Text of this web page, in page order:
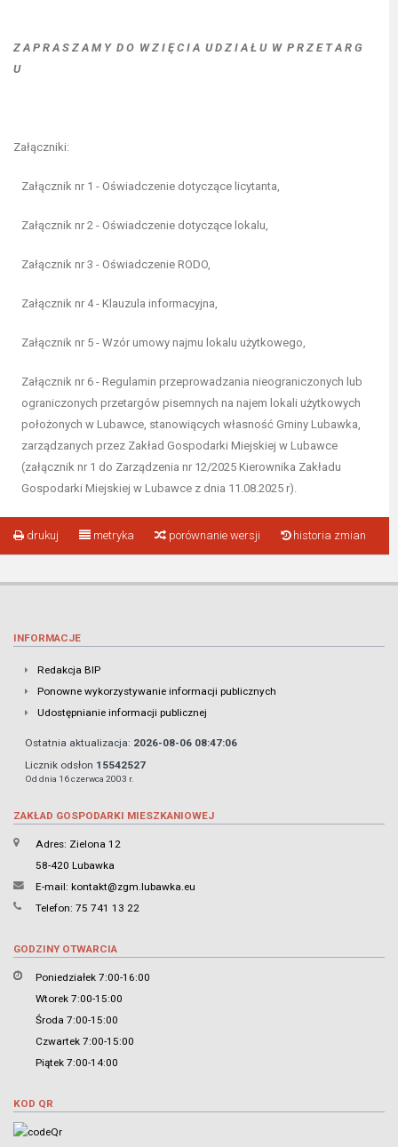
Z A P R A S Z A M Y D O W Z I Ę C I A U D Z I A Ł U W P R Z E T A R G
U
Załączniki:
Załącznik nr 1 - Oświadczenie dotyczące licytanta,
Załącznik nr 2 - Oświadczenie dotyczące lokalu,
Załącznik nr 3 - Oświadczenie RODO,
Załącznik nr 4 - Klauzula informacyjna,
Załącznik nr 5 - Wzór umowy najmu lokalu użytkowego,
Załącznik nr 6 - Regulamin przeprowadzania nieograniczonych lub
ograniczonych przetargów pisemnych na najem lokali użytkowych
położonych w Lubawce, stanowiących własność Gminy Lubawka,
zarządzanych przez Zakład Gospodarki Miejskiej w Lubawce
(załącznik nr 1 do Zarządzenia nr 12/2025 Kierownika Zakładu
Gospodarki Miejskiej w Lubawce z dnia 11.08.2025 r).
drukuj metryka porównanie wersji historia zmian
INFORMACJE
Redakcja BIP
Ponowne wykorzystywanie informacji publicznych
Udostępnianie informacji publicznej
Ostatnia aktualizacja: 2026-08-06 08:47:06
Licznik odsłon 15542527
Od dnia 16 czerwca 2003 r.
ZAKŁAD GOSPODARKI MIESZKANIOWEJ
Adres: Zielona 12
58-420 Lubawka
E-mail: kontakt@zgm.lubawka.eu
Telefon: 75 741 13 22
GODZINY OTWARCIA
Poniedziałek 7:00-16:00
Wtorek 7:00-15:00
Środa 7:00-15:00
Czwartek 7:00-15:00
Piątek 7:00-14:00
KOD QR